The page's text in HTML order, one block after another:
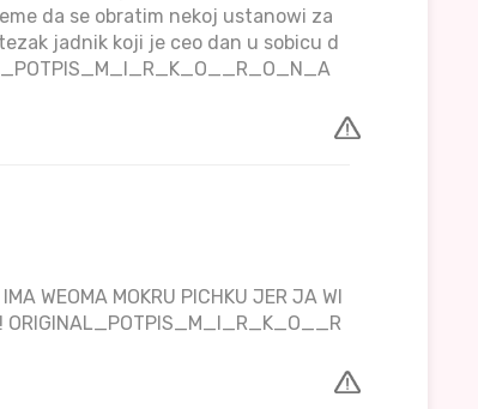
da se obratim nekoj ustanowi za
jadnik koji je ceo dan u sobicu d
WEOMA MOKRU PICHKU JER JA WI
ORIGINAL_POTPIS_M_I_R_K_O__R